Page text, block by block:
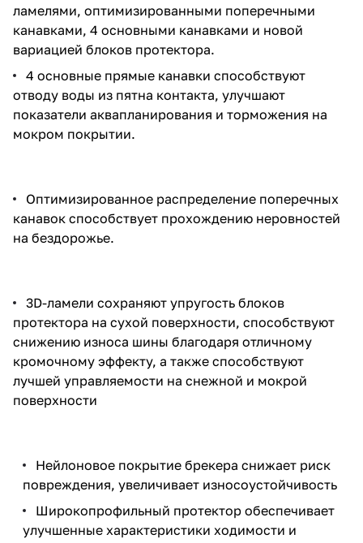
ламелями, оптимизированными поперечными
канавками, 4 основными канавками и новой
вариацией блоков протектора.
4 основные прямые канавки способствуют
отводу воды из пятна контакта, улучшают
показатели аквапланирования и торможения на
мокром покрытии.
Оптимизированное распределение поперечных
канавок способствует прохождению неровностей
на бездорожье.
3D-ламели сохраняют упругость блоков
протектора на сухой поверхности, способствуют
снижению износа шины благодаря отличному
кромочному эффекту, а также способствуют
лучшей управляемости на снежной и мокрой
поверхности
Нейлоновое покрытие брекера снижает риск
повреждения, увеличивает износоустойчивость
Широкопрофильный протектор обеспечивает
улучшенные характеристики ходимости и